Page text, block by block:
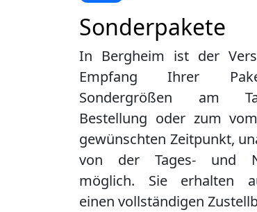
Sonderpakete
In Bergheim ist der
Empfang Ihrer
Sondergrößen am
Bestellung oder zum
gewünschten Zeitpunkt,
von der Tages- und
möglich. Sie erhalten
einen vollständigen